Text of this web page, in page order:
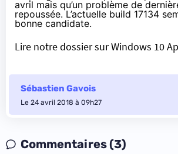
avril mais qu’un problème de
repoussée.L’actuelle build 17134
bonne candidate.
Lire notre dossier sur Windows 10
Sébastien Gavois
Le 24 avril 2018 à 09h27
Commentaires (3)